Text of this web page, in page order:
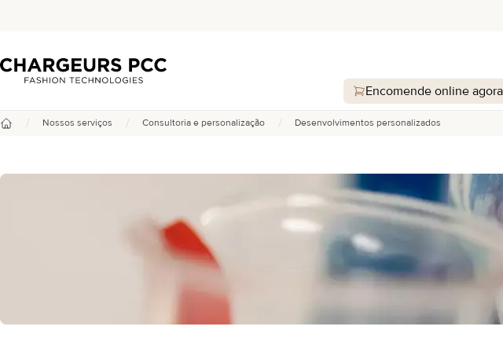
Chargeurs PCC
Encomende online agora
/ Nossos serviços / Consultoria e personalização / Desenvolvimentos personalizados